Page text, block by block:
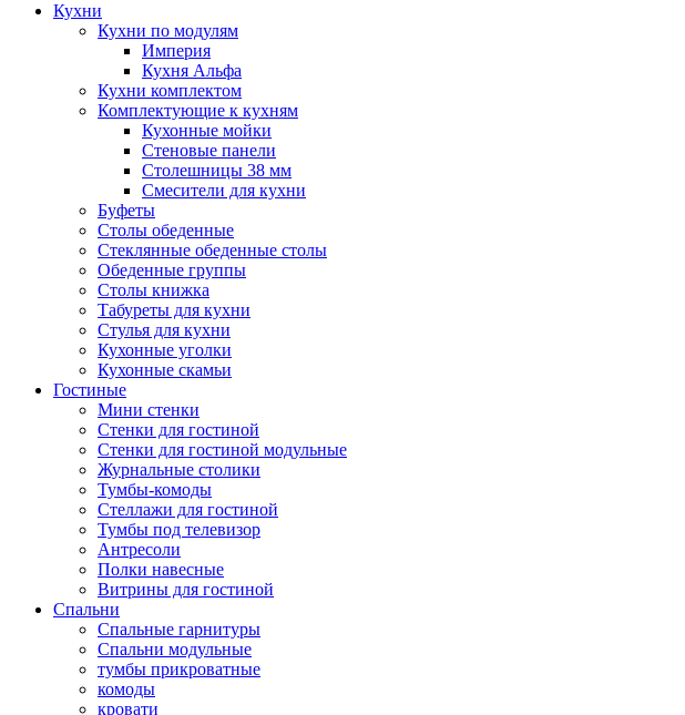
Кухни
Кухни по модулям
Империя
Кухня Альфа
Кухни комплектом
Комплектующие к кухням
Кухонные мойки
Стеновые панели
Столешницы 38 мм
Смесители для кухни
Буфеты
Столы обеденные
Стеклянные обеденные столы
Обеденные группы
Столы книжка
Табуреты для кухни
Стулья для кухни
Кухонные уголки
Кухонные скамьи
Гостиные
Мини стенки
Стенки для гостиной
Стенки для гостиной модульные
Журнальные столики
Тумбы-комоды
Стеллажи для гостиной
Тумбы под телевизор
Антресоли
Полки навесные
Витрины для гостиной
Спальни
Спальные гарнитуры
Спальни модульные
тумбы прикроватные
комоды
кровати